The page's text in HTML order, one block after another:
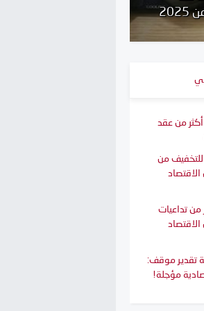
خلال شهر ابريل 2025
أكثر من عقد
من
الاقتصاد
من تداعيات
الاقتصاد
تقدير موقف:
مؤجلة!